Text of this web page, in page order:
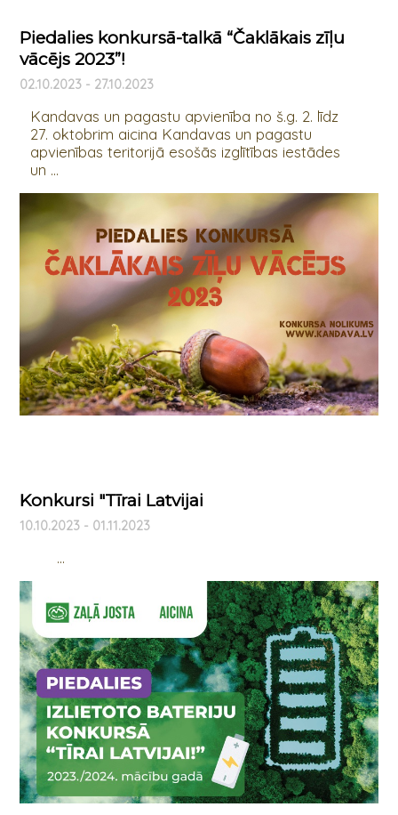
Piedalies konkursā-talkā “Čaklākais zīļu
vācējs 2023”!
02.10.2023 - 27.10.2023
Kandavas un pagastu apvienība no š.g. 2. līdz
27. oktobrim aicina Kandavas un pagastu
apvienības teritorijā esošās izglītības iestādes
un ...
Konkursi "Tīrai Latvijai
10.10.2023 - 01.11.2023
...